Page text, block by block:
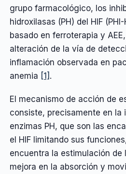
grupo farmacológico, los
hidroxilasas (PH) del HIF
basado en ferroterapia y
alteración de la vía de
inflamación observada en
anemia [1] .
El mecanismo de acción de
consiste, precisamente en la
enzimas PH, que son las
el HIF limitando sus
encuentra la estimulación de
mejora en la absorción y